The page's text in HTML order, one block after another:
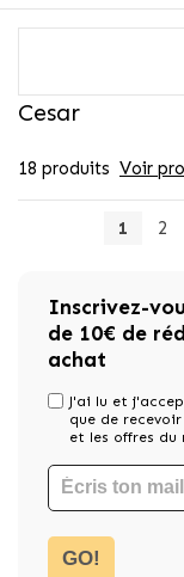
Cesar
18 produits Voir
1 2
Inscrivez-
de 10€ de
achat
J'ai lu et
que de
et les offres du
GO!